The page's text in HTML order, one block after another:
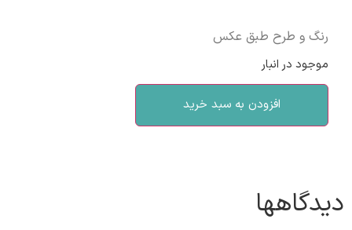
رنگ و طرح طبق عکس
موجود در انبار
افزودن به سبد خرید
دیدگاهها